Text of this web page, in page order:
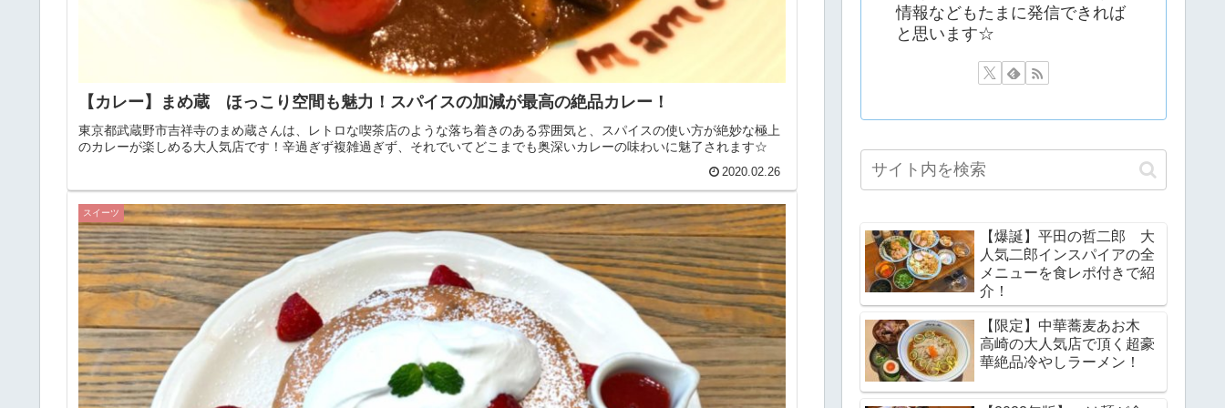
【カレー】まめ蔵 ほっこり空間も魅力！スパイスの加減が最高の絶品カレー！
東京都武蔵野市吉祥寺のまめ蔵さんは、レトロな喫茶店のような落ち着きのある雰囲気と、スパイスの使い方が絶妙な極上
のカレーが楽しめる大人気店です！辛過ぎず複雑過ぎず、それでいてどこまでも奥深いカレーの味わいに魅了されます☆
2020.02.26
スイーツ
情報などもたまに発信できれば
と思います☆
【爆誕】平田の哲二郎 大
人気二郎インスパイアの全
メニューを食レポ付きで紹
介！
【限定】中華蕎麦あお木
高崎の大人気店で頂く超豪
華絶品冷やしラーメン！